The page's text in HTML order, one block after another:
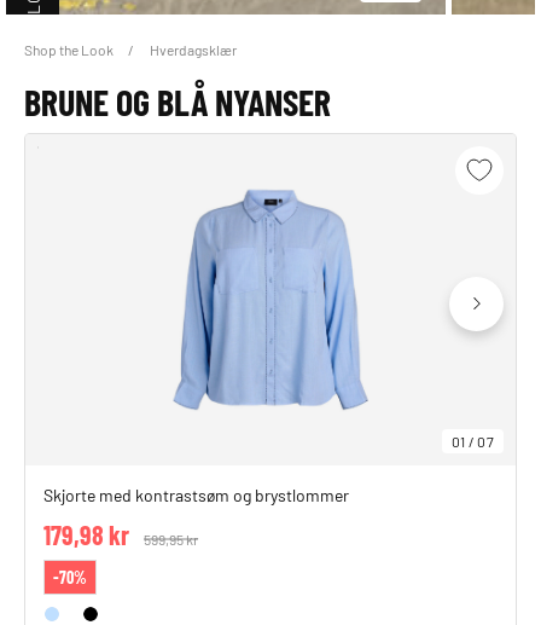
SHOP THE LOOK
SHOP THE LOOK
Shop the Look Hverdagsklær
BRUNE OG BLÅ NYANSER
01 /07
Skjorte med kontrastsøm og brystlommer
Price reduced from
599,95 kr
179,98 kr
-70%